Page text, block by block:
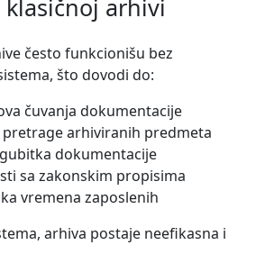
arhivi
često funkcionišu bez
što dovodi do:
čuvanja dokumentacije
arhiviranih predmeta
dokumentacije
sa zakonskim propisima
vremena zaposlenih
arhiva postaje neefikasna i